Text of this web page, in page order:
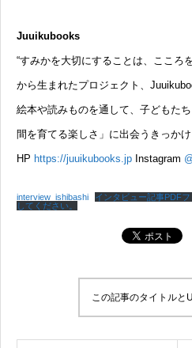
Juuikubooks
“すみかを大切にすることは、こころ
から生まれたプロジェクト、
絵本や読みものを通して、子どもた
間を育てる楽しさ」に出会うきっかけ
HP https://juuikubooks.jp Instagram
interview_ishibashi
インタビュー記事PDF
してください。
この記事のタイトルと